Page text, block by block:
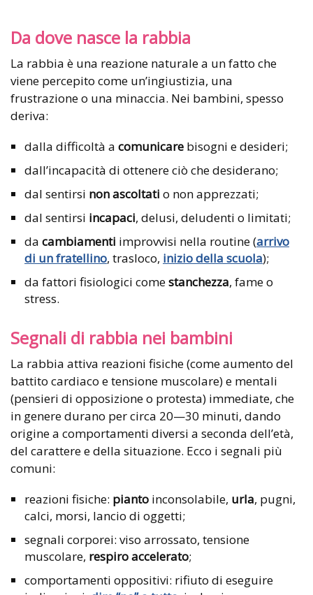
Da dove nasce la rabbia
La rabbia è una reazione naturale a un fatto che
viene percepito come un’ingiustizia, una
frustrazione o una minaccia. Nei bambini, spesso
deriva:
dalla difficoltà a comunicare bisogni e desideri;
dall’incapacità di ottenere ciò che desiderano;
dal sentirsi non ascoltati o non apprezzati;
dal sentirsi incapaci, delusi, deludenti o limitati;
da cambiamenti improvvisi nella routine (arrivo
di un fratellino, trasloco, inizio della scuola);
da fattori fisiologici comestanchezza, fame o
stress.
Segnali di rabbia nei bambini
La rabbia attiva reazioni fisiche (come aumento del
battito cardiaco e tensione muscolare) e mentali
(pensieri di opposizione o protesta) immediate, che
in genere durano per circa 20—30 minuti, dando
origine a comportamenti diversi a seconda dell’età,
del carattere e della situazione. Ecco i segnali più
comuni:
reazioni fisiche: pianto inconsolabile, urla, pugni,
calci, morsi, lancio di oggetti;
segnali corporei: viso arrossato, tensione
muscolare, respiro accelerato;
comportamenti oppositivi: rifiuto di eseguire